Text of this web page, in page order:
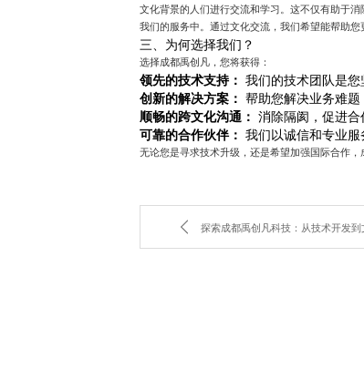
文化背景的人们进行交流和学习。这不仅有助于
我们的服务中。通过文化交流，我们希望能帮助
三、为何选择我们？
选择成都禹创凡，您将获得：
领先的技术支持： 我们的技术团队是您
创新的解决方案： 帮助您解决业务难题
顺畅的跨文化沟通： 消除隔阂，促进合
可靠的合作伙伴： 我们以诚信和专业服
无论您是寻求技术升级，还是希望加强国际合作